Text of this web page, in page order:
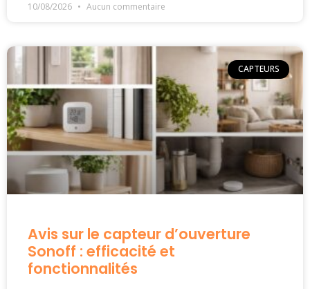
10/08/2026 Aucun commentaire
CAPTEURS
Avis sur le capteur d’ouverture
Sonoff : efficacité et
fonctionnalités